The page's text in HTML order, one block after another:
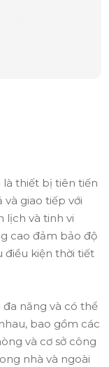
là thiết bị tiên tiến
giao tiếp với
lịch và tinh vi
cao đảm bảo độ
điều kiện thời tiết
năng và có thể
bao gồm các
và cơ sở công
nhà và ngoài